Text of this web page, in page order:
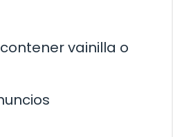
vainilla o